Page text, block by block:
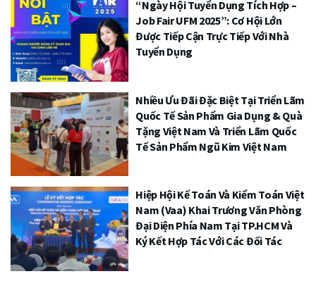
“Ngày Hội Tuyển Dụng Tích Hợp –
Job Fair UFM 2025”: Cơ Hội Lớn
Được Tiếp Cận Trực Tiếp Với Nhà
Tuyển Dụng
Nhiều Ưu Đãi Đặc Biệt Tại Triển Lãm
Quốc Tế Sản Phẩm Gia Dụng & Quà
Tặng Việt Nam Và Triển Lãm Quốc
Tế Sản Phẩm Ngũ Kim Việt Nam
Hiệp Hội Kế Toán Và Kiểm Toán Việt
Nam (Vaa) Khai Trương Văn Phòng
Đại Diện Phía Nam Tại TP.HCM Và
Ký Kết Hợp Tác Với Các Đối Tác